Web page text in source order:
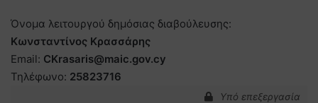
Όνομα λειτουργού δημόσιας διαβούλευσης:
Κωνσταντίνος Κρασσάρης
Email: CKrasaris@maic.gov.cy
Τηλέφωνο: 25823716
Υπό επεξεργασία